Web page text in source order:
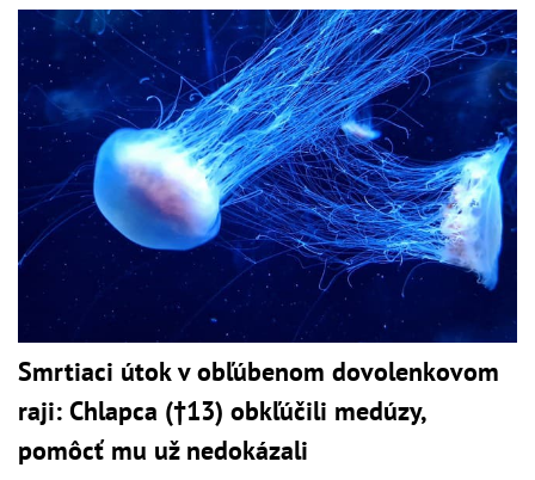
Smrtiaci útok v obľúbenom dovolenkovom
raji: Chlapca (†13) obkľúčili medúzy,
pomôcť mu už nedokázali